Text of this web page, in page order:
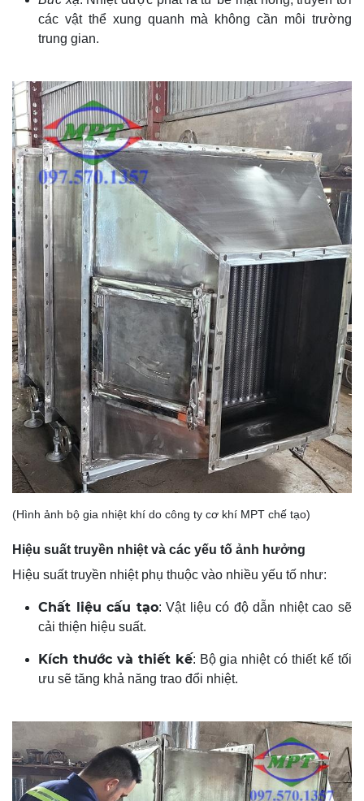
các vật thể xung quanh mà không cần môi trường
trung gian.
(Hình ảnh bộ gia nhiệt khí do công ty cơ khí MPT chế tạo)
Hiệu suất truyền nhiệt và các yếu tố ảnh hưởng
Hiệu suất truyền nhiệt phụ thuộc vào nhiều yếu tố như:
Chất liệu cấu tạo: Vật liệu có độ dẫn nhiệt cao sẽ
cải thiện hiệu suất.
Kích thước và thiết kế: Bộ gia nhiệt có thiết kế tối
ưu sẽ tăng khả năng trao đổi nhiệt.